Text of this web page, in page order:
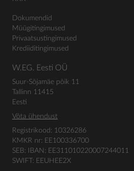
Dokumendid
Müügitingimused
Privaatsustingimused
Krediiditingimused
W.EG. Eesti OÜ
Suur-Sõjamäe põik 11
Tallinn 11415
Eesti
Võta ühendust
Registrikood: 10326286
KMKR nr: EE100336700
SEB: IBAN: EE311010220007244011
SWIFT: EEUHEE2X